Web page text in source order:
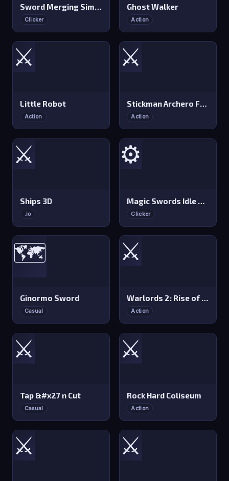
Sword Merging Simulator
Clicker
Ghost Walker
Action
⚔️
Little Robot
Action
⚔️
Stickman Archero Fight
Action
⚔️
Ships 3D
.io
⚙️
Magic Swords Idle RPG
Clicker
🗺️
Ginormo Sword
Casual
⚔️
Warlords 2: Rise of Demons
Action
⚔️
Tap &#x27 n Cut
Casual
⚔️
Rock Hard Coliseum
Action
⚔️ ⚔️